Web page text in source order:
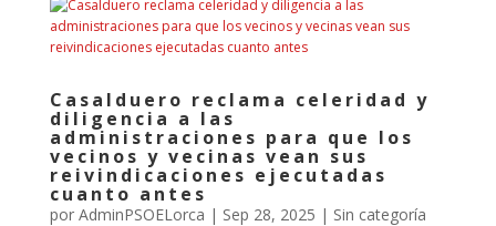
Casalduero reclama celeridad y
diligencia a las
administraciones para que los
vecinos y vecinas vean sus
reivindicaciones ejecutadas
cuanto antes
por AdminPSOELorca | Sep 28, 2025 | Sin categoría